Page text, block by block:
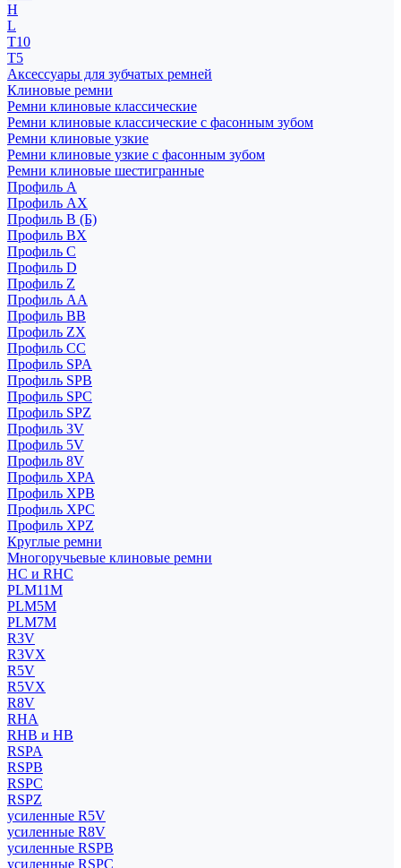
H
L
T10
T5
Аксессуары для зубчатых ремней
Клиновые ремни
Ремни клиновые классические
Ремни клиновые классические с фасонным зубом
Ремни клиновые узкие
Ремни клиновые узкие с фасонным зубом
Ремни клиновые шестигранные
Профиль A
Профиль AX
Профиль B (Б)
Профиль BX
Профиль C
Профиль D
Профиль Z
Профиль АА
Профиль BB
Профиль ZX
Профиль CC
Профиль SPA
Профиль SPB
Профиль SPC
Профиль SPZ
Профиль 3V
Профиль 5V
Профиль 8V
Профиль XPA
Профиль XPB
Профиль XPC
Профиль XPZ
Круглые ремни
Многоручьевые клиновые ремни
HC и RHC
PLM11M
PLM5M
PLM7M
R3V
R3VX
R5V
R5VX
R8V
RHA
RHB и HB
RSPA
RSPB
RSPC
RSPZ
усиленные R5V
усиленные R8V
усиленные RSPB
усиленные RSPC